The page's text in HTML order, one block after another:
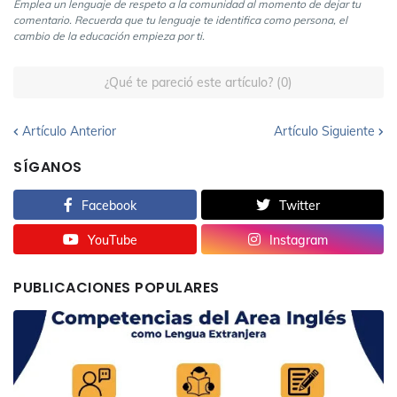
Emplea un lenguaje de respeto a la comunidad al momento de dejar tu
comentario. Recuerda que tu lenguaje te identifica como persona, el
cambio de la educación empieza por ti.
¿Qué te pareció este artículo? (0)
Artículo Anterior Artículo Siguiente
SÍGANOS
Facebook Twitter
YouTube Instagram
PUBLICACIONES POPULARES